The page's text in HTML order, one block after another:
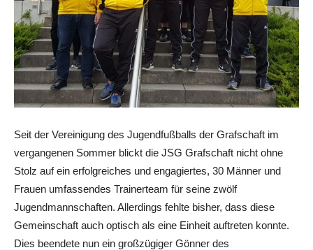
Seit der Vereinigung des Jugendfußballs der Grafschaft im
vergangenen Sommer blickt die JSG Grafschaft nicht ohne
Stolz auf ein erfolgreiches und engagiertes, 30 Männer und
Frauen umfassendes Trainerteam für seine zwölf
Jugendmannschaften. Allerdings fehlte bisher, dass diese
Gemeinschaft auch optisch als eine Einheit auftreten konnte.
Dies beendete nun ein großzügiger Gönner des